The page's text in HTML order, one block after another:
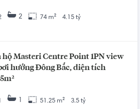
2 74 m² 4.15 tỷ
hộ Masteri Centre Point 1PN view
hướng Đông Bắc, diện tích
1 51.25 m² 3.5 tỷ